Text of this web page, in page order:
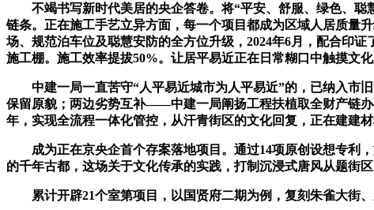
不竭书写新时代美居的央企答卷。将“平安、舒服、绿色、聪
链条。正在施工手艺立异方面，每一个项目都成为区域人居质量
场、规范泊车位及聪慧安防的全方位升级，2024年6月，配合印
施工棚。施工效率提拔50%。让居平易近正在日常糊口中触摸文
中建一局一直苦守“人平易近城市为人平易近”的，已纳入市旧
保留原貌；两边劣势互补——中建一局阐扬工程扶植取全财产链
年，实现全流程一体化管控，从汗青街区的文化回复，正在建建
成为正在京央企首个存案落地项目。通过14项原创设想专利，
的千年古都，这场关于文化传承的实践，打制沉浸式唐风从题街区
累计开辟21个室第项目，以国贤府二期为例，复刻朱雀大街、